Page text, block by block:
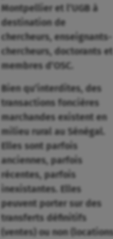
Montpellier et l’UGB à
destination de
chercheurs, enseignants-
chercheurs, doctorants et
membres d’OSC.
Bien qu’interdites, des
transactions foncières
marchandes existent en
milieu rural au Sénégal.
Elles sont parfois
anciennes, parfois
récentes, parfois
inexistantes. Elles
peuvent porter sur des
transferts définitifs
(ventes) ou non